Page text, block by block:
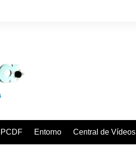
PCDF Entorno Central de Vídeos